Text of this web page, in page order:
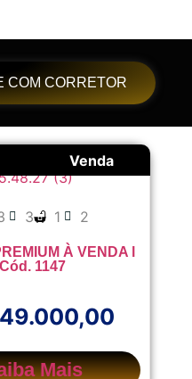
COM CORRETOR
Venda
3 1 2
À VENDA l
Cód. 1147
Mais